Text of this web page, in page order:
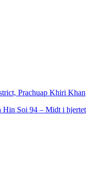
Prachuap Khiri Khan
Soi 94 – Midt i